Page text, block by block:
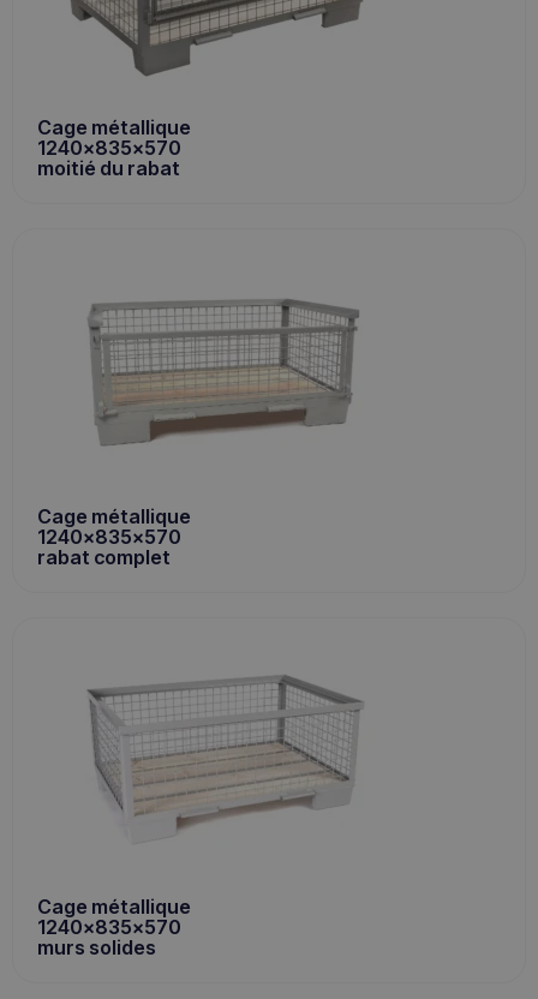
Cage métallique
1240x835x570
moitié du rabat
Cage métallique
1240x835x570
rabat complet
Cage métallique
1240x835x570
murs solides